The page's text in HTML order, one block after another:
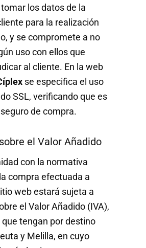
los datos de la
para la realización
y se compromete a no
uso con ellos que
al cliente. En la web
se especifica el uso
SSL, verificando que es
de compra.
el Valor Añadido
con la normativa
compra efectuada a
web estará sujeta a
el Valor Añadido (IVA),
tengan por destino
y Melilla, en cuyo